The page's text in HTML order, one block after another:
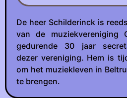
De heer Schilderinck is
van de muziekvereniging
gedurende 30 jaar
dezer vereniging. Hem is
om het muziekleven in
te brengen.